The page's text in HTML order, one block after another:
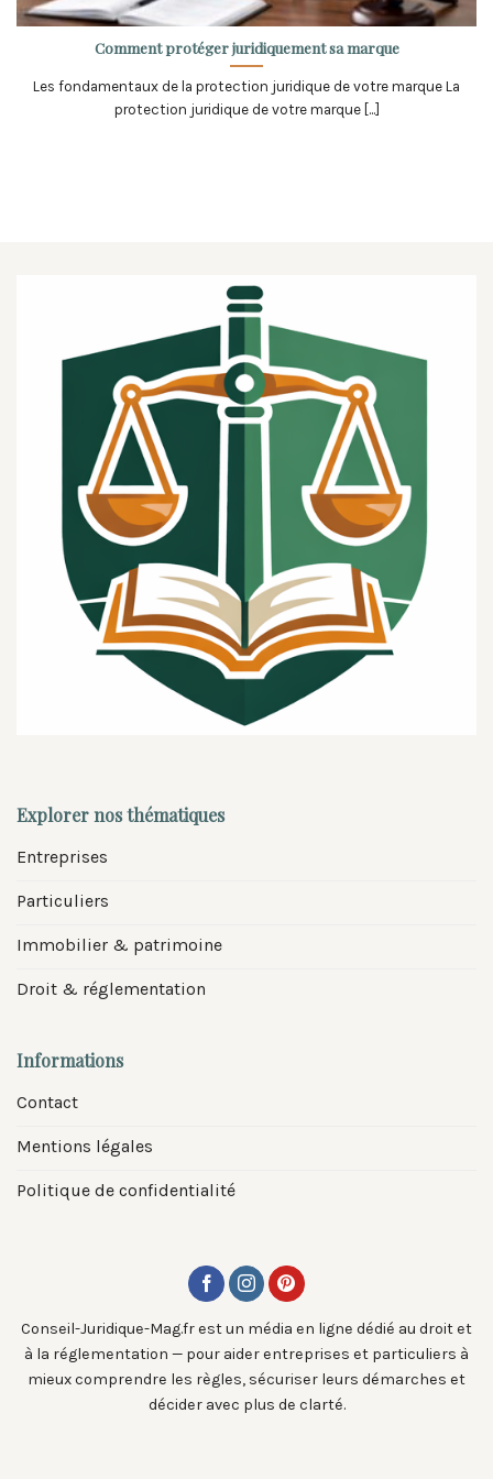
Comment protéger juridiquement sa marque
Les fondamentaux de la protection juridique de votre marque La
protection juridique de votre marque [...]
Explorer nos thématiques
Entreprises
Particuliers
Immobilier & patrimoine
Droit & réglementation
Informations
Contact
Mentions légales
Politique de confidentialité
Conseil-Juridique-Mag.fr est un média en ligne dédié au droit et
à la réglementation — pour aider entreprises et particuliers à
mieux comprendre les règles, sécuriser leurs démarches et
décider avec plus de clarté.